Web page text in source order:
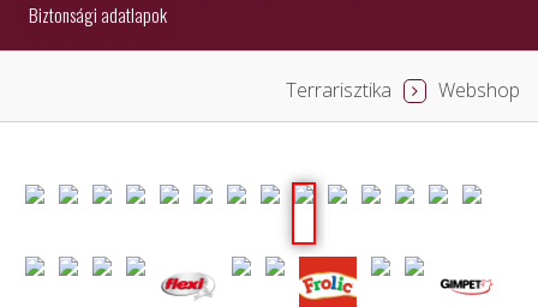
Biztonsági adatlapok
Webshop
Terrarisztika